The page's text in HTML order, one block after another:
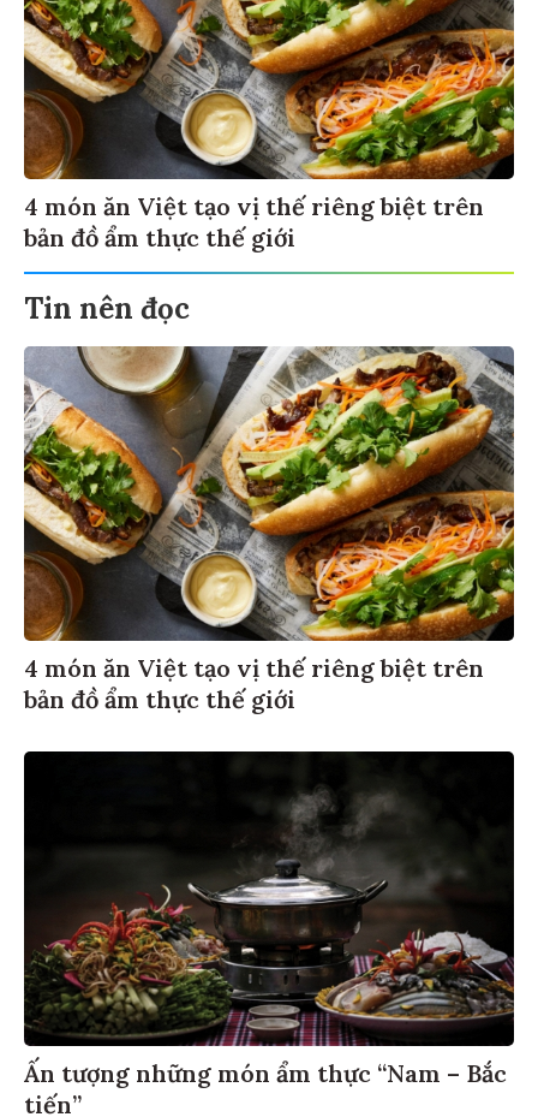
4 món ăn Việt tạo vị thế riêng biệt trên
bản đồ ẩm thực thế giới
Tin nên đọc
4 món ăn Việt tạo vị thế riêng biệt trên
bản đồ ẩm thực thế giới
Ấn tượng những món ẩm thực “Nam – Bắc
tiến”